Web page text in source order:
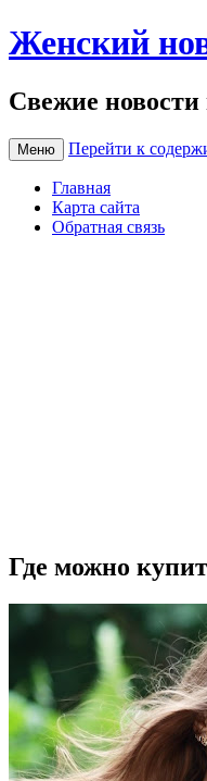
Женский
Свежие
Меню Перейти к
Главная
Карта сайта
Обратная связь
Где можно